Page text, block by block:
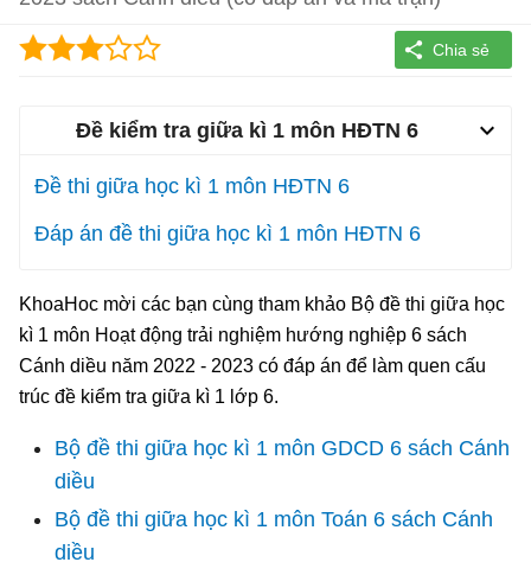
Đề kiểm tra giữa kì 1 môn HĐTN 6
Đề thi giữa học kì 1 môn HĐTN 6
Đáp án đề thi giữa học kì 1 môn HĐTN 6
KhoaHoc mời các bạn cùng tham khảo Bộ đề thi giữa học
kì 1 môn Hoạt động trải nghiệm hướng nghiệp 6 sách
Cánh diều năm 2022 - 2023 có đáp án để làm quen cấu
trúc đề kiểm tra giữa kì 1 lớp 6.
Bộ đề thi giữa học kì 1 môn GDCD 6 sách Cánh
diều
Bộ đề thi giữa học kì 1 môn Toán 6 sách Cánh
diều